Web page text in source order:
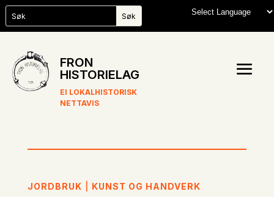
FRON
HISTORIELAG
EI LOKALHISTORISK
NETTAVIS
JORDBRUK KUNST OG HANDVERK